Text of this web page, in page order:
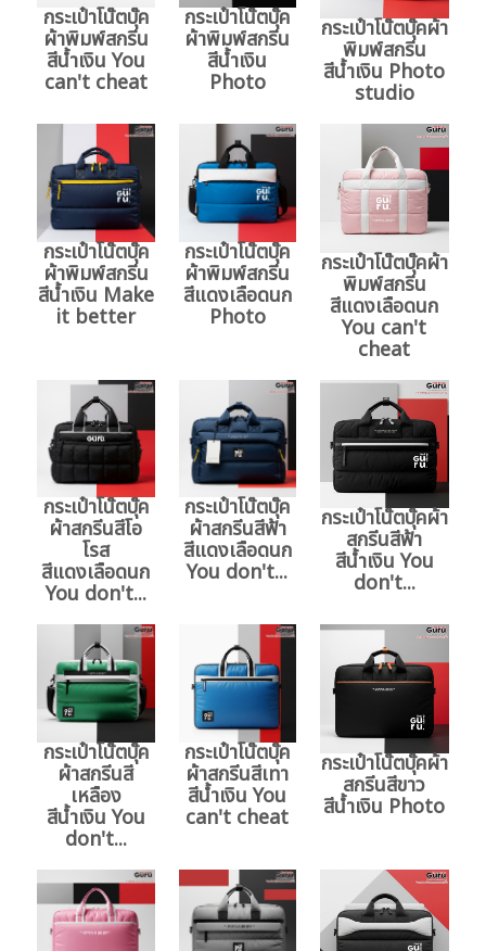
กระเป๋าโน๊ตบุ๊ค
ผ้าพิมพ์สกรีน
สีน้ำเงิน You
can't cheat
กระเป๋าโน๊ตบุ๊ค
ผ้าพิมพ์สกรีน
สีน้ำเงิน
Photo
กระเป๋าโน๊ตบุ๊คผ้า
พิมพ์สกรีน
สีน้ำเงิน Photo
studio
กระเป๋าโน๊ตบุ๊ค
ผ้าพิมพ์สกรีน
สีน้ำเงิน Make
it better
กระเป๋าโน๊ตบุ๊ค
ผ้าพิมพ์สกรีน
สีแดงเลือดนก
Photo
กระเป๋าโน๊ตบุ๊คผ้า
พิมพ์สกรีน
สีแดงเลือดนก
You can't
cheat
กระเป๋าโน๊ตบุ๊ค
ผ้าสกรีนสีโอ
โรส
สีแดงเลือดนก
You don't...
กระเป๋าโน๊ตบุ๊ค
ผ้าสกรีนสีฟ้า
สีแดงเลือดนก
You don't...
กระเป๋าโน๊ตบุ๊คผ้า
สกรีนสีฟ้า
สีน้ำเงิน You
don't...
กระเป๋าโน๊ตบุ๊ค
ผ้าสกรีนสี
เหลือง
สีน้ำเงิน You
don't...
กระเป๋าโน๊ตบุ๊ค
ผ้าสกรีนสีเทา
สีน้ำเงิน You
can't cheat
กระเป๋าโน๊ตบุ๊คผ้า
สกรีนสีขาว
สีน้ำเงิน Photo